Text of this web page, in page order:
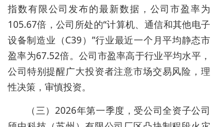
指数有限公司发布的最新数据，公司市盈率为
105.67倍，公司所处的“计算机、通信和其他电子
设备制造业（C39）”行业最近一个月平均静态市
盈率为67.52倍。公司市盈率高于行业平均水平，
公司特别提醒广大投资者注意市场交易风险，理
性决策，审慎投资。
（三）2026年第一季度，受公司全资子公司